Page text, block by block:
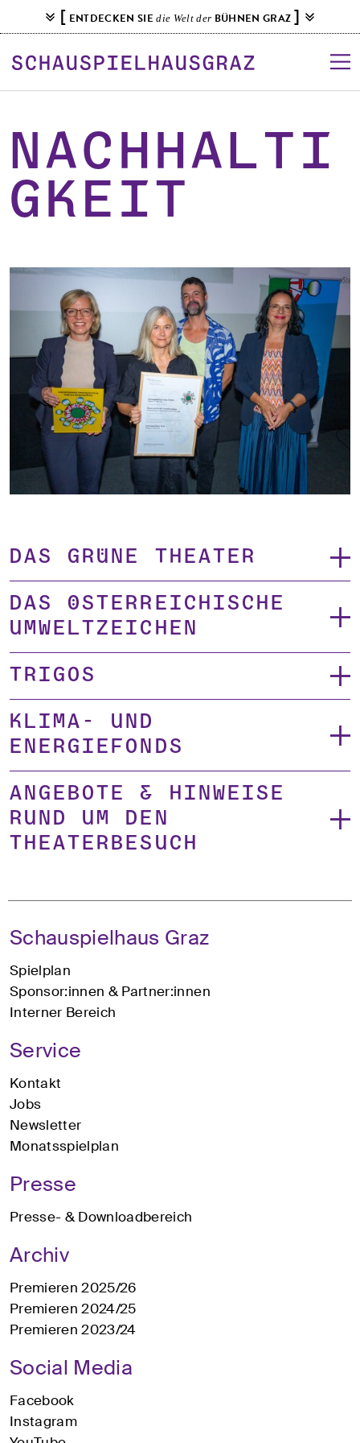
k
p
t
c
n
t
[ ENTDECKEN SIEdie Welt der BÜHNEN GRAZ ]
Nachhalti
gkeit
Das Grüne Theater
Das Österreichische
Umweltzeichen
TRIGOS
Klima- und
Energiefonds
Angebote & Hinweise
rund um den
Theaterbesuch
Schauspielhaus Graz
Spielplan
Sponsor:innen & Partner:innen
Interner Bereich
Service
Kontakt
Jobs
Newsletter
Monatsspielplan
Presse
Presse- & Downloadbereich
Archiv
Premieren 2025/26
Premieren 2024/25
Premieren 2023/24
Social Media
Facebook
Instagram